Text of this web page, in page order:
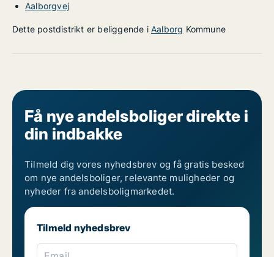
Aalborgvej
Dette postdistrikt er beliggende i Aalborg Kommune
Få nye andelsboliger direkte i
din indbakke
Tilmeld dig vores nyhedsbrev og få gratis besked
om nye andelsboliger, relevante muligheder og
nyheder fra andelsboligmarkedet.
Tilmeld nyhedsbrev